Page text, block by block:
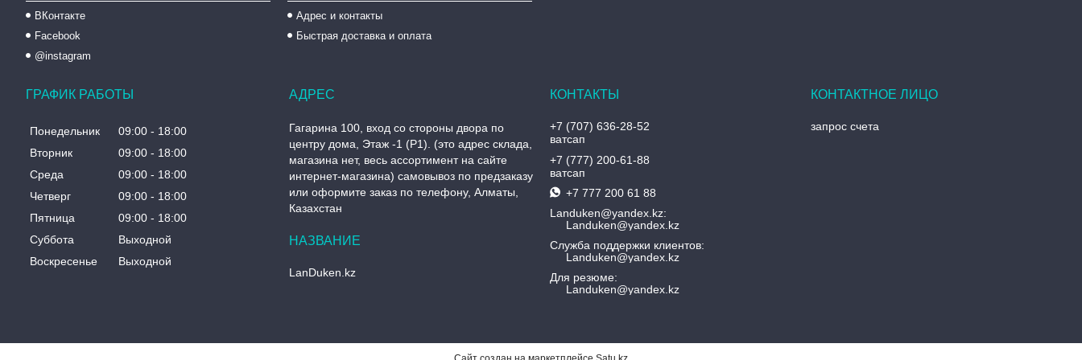
ВКонтакте
Facebook
@instagram
Адрес и контакты
Быстрая доставка и оплата
ГРАФИК РАБОТЫ
Понедельник 09:00
18:00
Вторник
09:00
18:00
Среда
09:00
18:00
Четверг
09:00
18:00
Пятница
09:00
18:00
Суббота
Выходной
Воскресенье
Выходной
Гагарина 100, вход со стороны двора по
центру дома, Этаж -1 (P1). (это адрес склада,
магазина нет, весь ассортимент на сайте
интернет-магазина) самовывоз по предзаказу
или оформите заказ по телефону, Алматы,
Казахстан
LanDuken.kz
+7 (707) 636-28-52
ватсап
+7 (777) 200-61-88
ватсап
+7 777 200 61 88
Landuken@yandex.kz
Landuken@yandex.kz
Служба поддержки клиентов
Landuken@yandex.kz
Для резюме
Landuken@yandex.kz
запрос счета